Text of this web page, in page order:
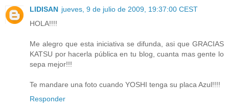
LIDISAN jueves, 9 de julio de 2009, 19:37:00 CEST
HOLA!!!!
Me alegro que esta iniciativa se difunda, asi que GRACIAS
KATSU por hacerla pública en tu blog, cuanta mas gente lo
sepa mejor!!!
Te mandare una foto cuando YOSHI tenga su placa Azul!!!!
Responder